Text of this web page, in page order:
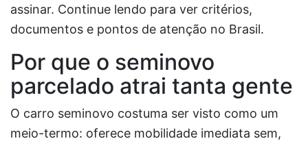
assinar. Continue lendo para ver critérios,
documentos e pontos de atenção no Brasil.
Por que o seminovo
parcelado atrai tanta gente
O carro seminovo costuma ser visto como um
meio-termo: oferece mobilidade imediata sem,